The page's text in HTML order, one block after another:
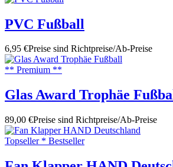
PVC Fußball
6,95 €Preise sind Richtpreise/Ab-Preise
** Premium **
Glas Award Trophäe
89,00 €Preise sind Richtpreise/Ab-Preise
Topseller * Bestseller